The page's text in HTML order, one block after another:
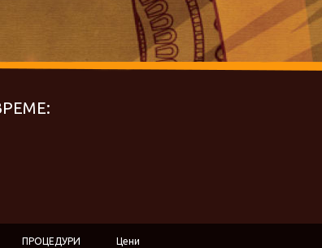
ПРОЦЕДУРИ Цени